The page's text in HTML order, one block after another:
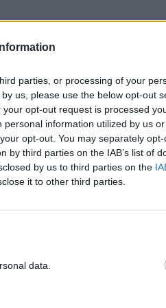
parties, or processing of your
us, please use the below opt-out
opt-out request is processed
information utilized by us
opt-out. You may separately
by third parties on the IAB’s list of
by us to third parties on the
it to other third parties.
data.
Kié a Duna? –
falakat húzva népei
megcsonkította a közös
hanem a Kárpát-